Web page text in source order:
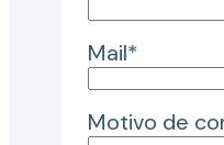
Mail*
Motivo de